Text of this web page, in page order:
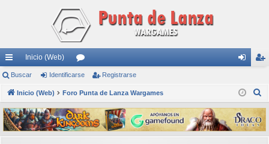
nl
ac
es
rá
Inicio (Web)
or
os nti
fic
ar
ist
ra
rs
Buscar Identificarse Registrarse
Inicio (Web) Foro Punta de Lanza Wargames
s
c